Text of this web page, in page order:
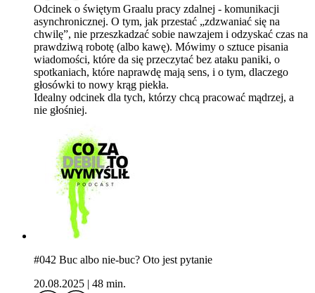
Odcinek o świętym Graalu pracy zdalnej - komunikacji
asynchronicznej. O tym, jak przestać „zdzwaniać się na
chwilę”, nie przeszkadzać sobie nawzajem i odzyskać czas na
prawdziwą robotę (albo kawę). Mówimy o sztuce pisania
wiadomości, które da się przeczytać bez ataku paniki, o
spotkaniach, które naprawdę mają sens, i o tym, dlaczego
głosówki to nowy krąg piekła.
Idealny odcinek dla tych, którzy chcą pracować mądrzej, a
nie głośniej.
#042 Buc albo nie-buc? Oto jest pytanie
20.08.2025
48 min.